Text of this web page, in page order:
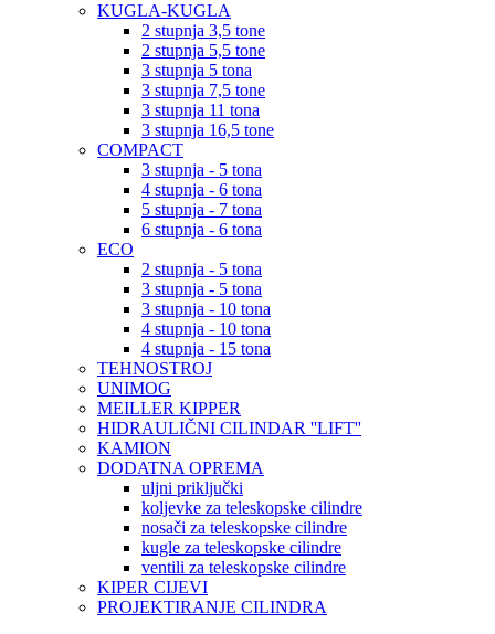
KUGLA-KUGLA
2 stupnja 3,5 tone
2 stupnja 5,5 tone
3 stupnja 5 tona
3 stupnja 7,5 tone
3 stupnja 11 tona
3 stupnja 16,5 tone
COMPACT
3 stupnja - 5 tona
4 stupnja - 6 tona
5 stupnja - 7 tona
6 stupnja - 6 tona
ECO
2 stupnja - 5 tona
3 stupnja - 5 tona
3 stupnja - 10 tona
4 stupnja - 10 tona
4 stupnja - 15 tona
TEHNOSTROJ
UNIMOG
MEILLER KIPPER
HIDRAULIČNI CILINDAR ''LIFT''
KAMION
DODATNA OPREMA
uljni priključki
koljevke za teleskopske cilindre
nosači za teleskopske cilindre
kugle za teleskopske cilindre
ventili za teleskopske cilindre
KIPER CIJEVI
PROJEKTIRANJE CILINDRA